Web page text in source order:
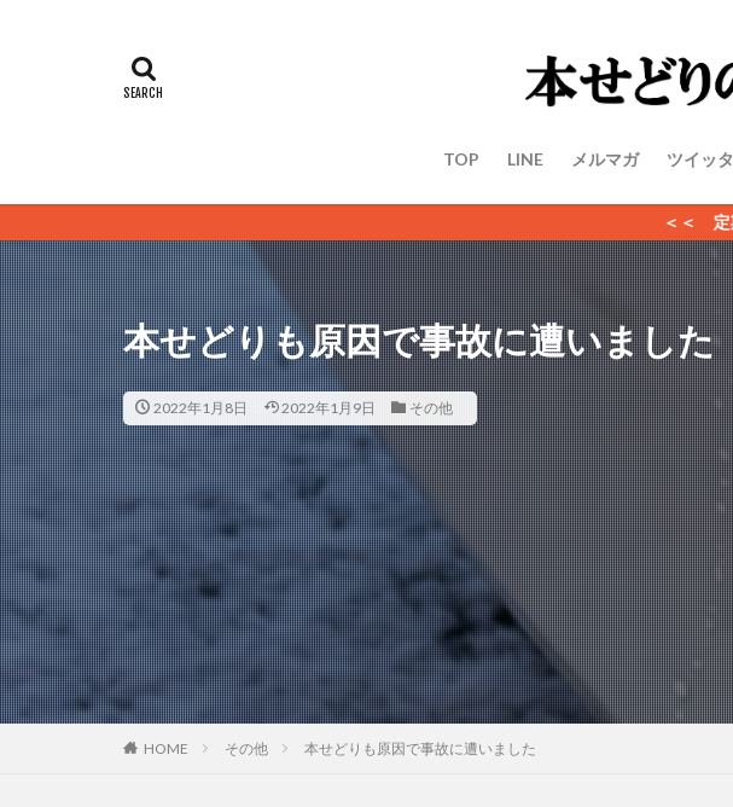
TOP LINE メルマガ ツイッ
＜＜ 定期的にブログ更新中 ＞
本せどりも原因で事故に遭いました
2022年1月8日 2022年1月9日 その他
HOME その他 本せどりも原因で事故に遭いました